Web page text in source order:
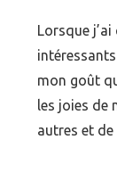
Lorsque
mon goût
les joies de
autres et